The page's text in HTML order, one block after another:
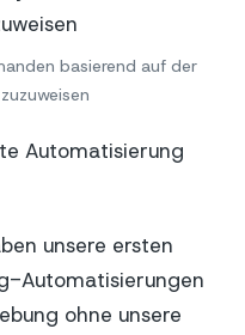
basierend auf der
Automatisierung
unsere ersten
Automatisierungen
ohne unsere